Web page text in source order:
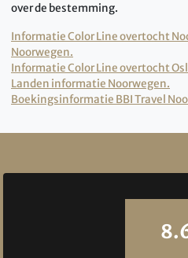
over de bestemming.
Informatie Color Line overtocht
Noorwegen.
Informatie Color Line overtocht
Landen informatie Noorwegen.
Boekingsinformatie BBI Travel